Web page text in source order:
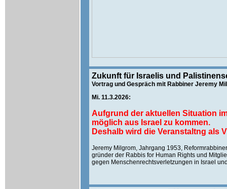
Zukunft für Israelis und
Vortrag und Gespräch mit Rabbiner Jeremy
Mi. 11.3.2026:
Aufgrund der aktuellen Situation
möglich aus Israel zu kommen.
Deshalb wird die Veranstaltng als
Jeremy Milgrom, Jahrgang 1953,
gründer der Rabbis for Human Rights und
gegen Menschenrechtsverletzungen in Israel